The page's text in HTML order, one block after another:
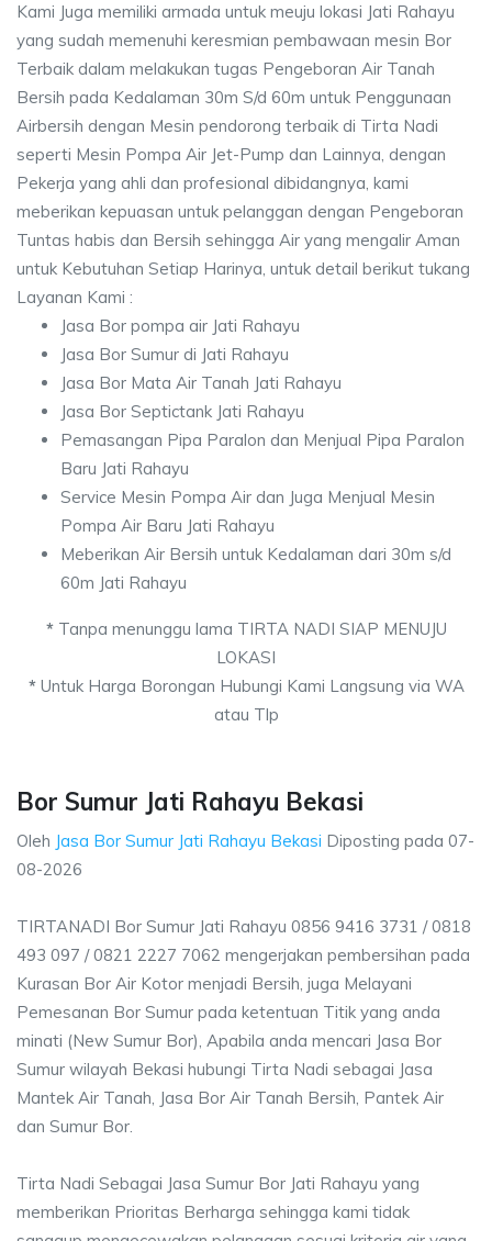
Kami Juga memiliki armada untuk meuju lokasi Jati Rahayu
yang sudah memenuhi keresmian pembawaan mesin Bor
Terbaik dalam melakukan tugas Pengeboran Air Tanah
Bersih pada Kedalaman 30m S/d 60m untuk Penggunaan
Airbersih dengan Mesin pendorong terbaik di Tirta Nadi
seperti Mesin Pompa Air Jet-Pump dan Lainnya, dengan
Pekerja yang ahli dan profesional dibidangnya, kami
meberikan kepuasan untuk pelanggan dengan Pengeboran
Tuntas habis dan Bersih sehingga Air yang mengalir Aman
untuk Kebutuhan Setiap Harinya, untuk detail berikut tukang
Layanan Kami :
Jasa Bor pompa air Jati Rahayu
Jasa Bor Sumur di Jati Rahayu
Jasa Bor Mata Air Tanah Jati Rahayu
Jasa Bor Septictank Jati Rahayu
Pemasangan Pipa Paralon dan Menjual Pipa Paralon
Baru Jati Rahayu
Service Mesin Pompa Air dan Juga Menjual Mesin
Pompa Air Baru Jati Rahayu
Meberikan Air Bersih untuk Kedalaman dari 30m s/d
60m Jati Rahayu
*Tanpa menunggu lama TIRTA NADI SIAP MENUJU
LOKASI
*Untuk Harga Borongan Hubungi Kami Langsung via WA
atau Tlp
Bor Sumur Jati Rahayu Bekasi
Oleh Jasa Bor Sumur Jati Rahayu Bekasi Diposting pada 07-
08-2026
TIRTANADI Bor Sumur Jati Rahayu 0856 9416 3731 / 0818
493 097 / 0821 2227 7062 mengerjakan pembersihan pada
Kurasan Bor Air Kotor menjadi Bersih, juga Melayani
Pemesanan Bor Sumur pada ketentuan Titik yang anda
minati (New Sumur Bor), Apabila anda mencari Jasa Bor
Sumur wilayah Bekasi hubungi Tirta Nadi sebagai Jasa
Mantek Air Tanah, Jasa Bor Air Tanah Bersih, Pantek Air
dan Sumur Bor.
Tirta Nadi Sebagai Jasa Sumur Bor Jati Rahayu yang
memberikan Prioritas Berharga sehingga kami tidak